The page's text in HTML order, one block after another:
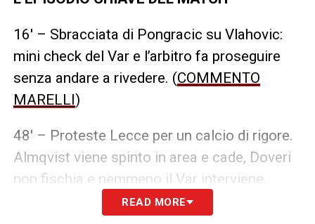
16′ – Sbracciata di Pongracic su Vlahovic:
mini check del Var e l’arbitro fa proseguire
senza andare a rivedere. (COMMENTO
MARELLI)
48′ – Proteste Lecce per un calcio di rigore.
Almqvist viene spinto in area e cade, Doveri
non fischia e nemmeno il Var interviene.
LEGGI LE ALTRE NOTIZIE DI JUVENTUS
READ MORE